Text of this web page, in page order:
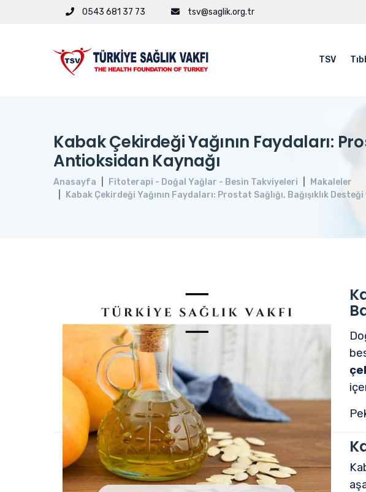
0543 681 37 73 tsv@saglik.org.tr
TSV
Kabak Çekirdeği Yağının Faydaları:
Antioksidan Kaynağı
Anasayfa Fitoterapi - Doğal Yağlar - Besin Takviyeleri
Makaleler
Kabak Çekirdeği Yağının Faydaları: Prostat Sağlığı, Bağışıklık